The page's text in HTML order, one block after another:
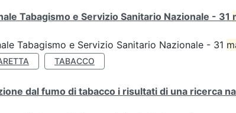
Tabagismo e Servizio Sanitario Nazionale - 31
Tabagismo e Servizio Sanitario Nazionale - 31
TABACCO
dal fumo di tabacco i risultati di una ricerca